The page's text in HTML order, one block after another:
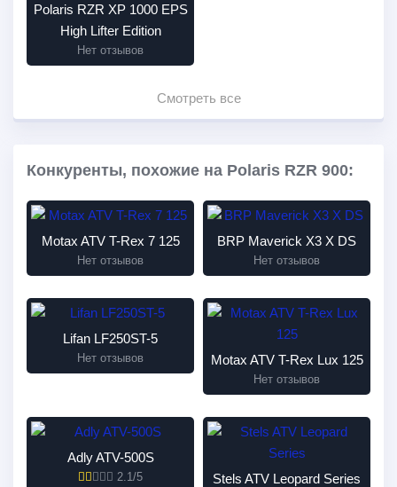
Polaris RZR XP 1000 EPS
High Lifter Edition
Нет отзывов
Смотреть все
Конкуренты, похожие на Polaris RZR 900:
Motax ATV T-Rex 7 125
Нет отзывов
BRP Maverick X3 X DS
Нет отзывов
Lifan LF250ST-5
Нет отзывов Motax ATV T-Rex Lux 125
Нет отзывов
Adly ATV-500S
2.1/5 Stels ATV Leopard Series